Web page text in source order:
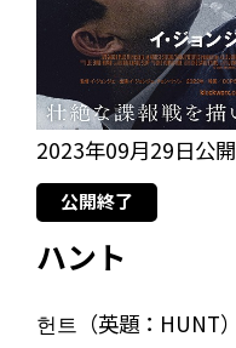
2023年09月29日公開
公開終了
ハント
헌트（英題：HUNT）